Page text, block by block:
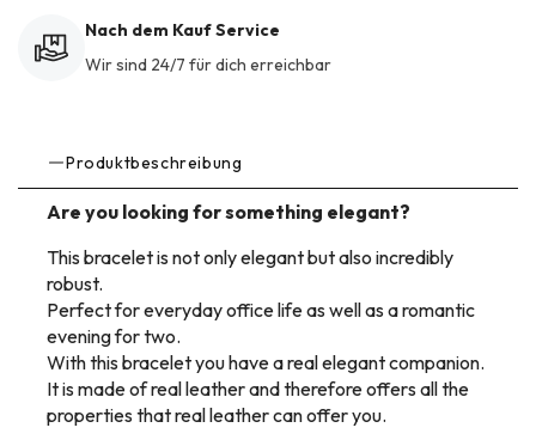
Nach dem Kauf Service
Wir sind 24/7 für dich erreichbar
Produktbeschreibung
Are you looking for something elegant?
This bracelet is not only elegant but also incredibly
robust.
Perfect for everyday office life as well as a romantic
evening for two.
With this bracelet you have a real elegant companion.
It is made of real leather and therefore offers all the
properties that real leather can offer you.